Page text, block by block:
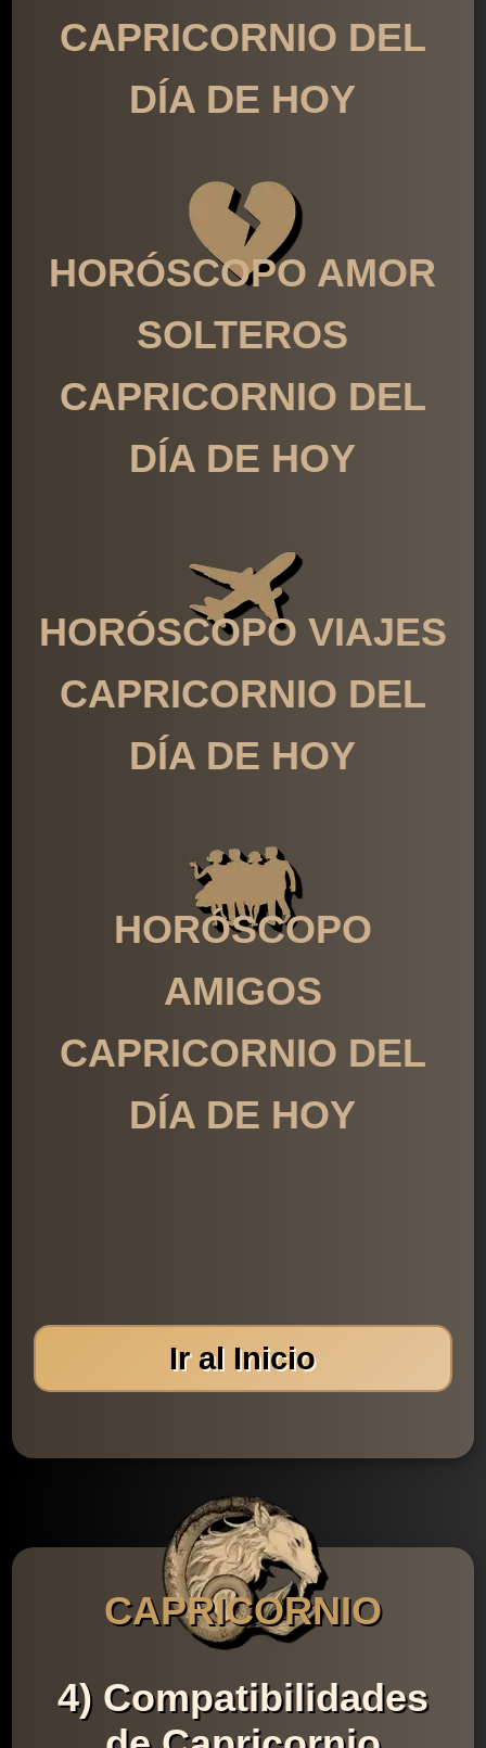
CAPRICORNIO DEL
DÍA DE HOY
HORÓSCOPO AMOR
SOLTEROS
CAPRICORNIO DEL
DÍA DE HOY
HORÓSCOPO VIAJES
CAPRICORNIO DEL
DÍA DE HOY
HORÓSCOPO
AMIGOS
CAPRICORNIO DEL
DÍA DE HOY
Ir al Inicio
CAPRICORNIO
4) Compatibilidades